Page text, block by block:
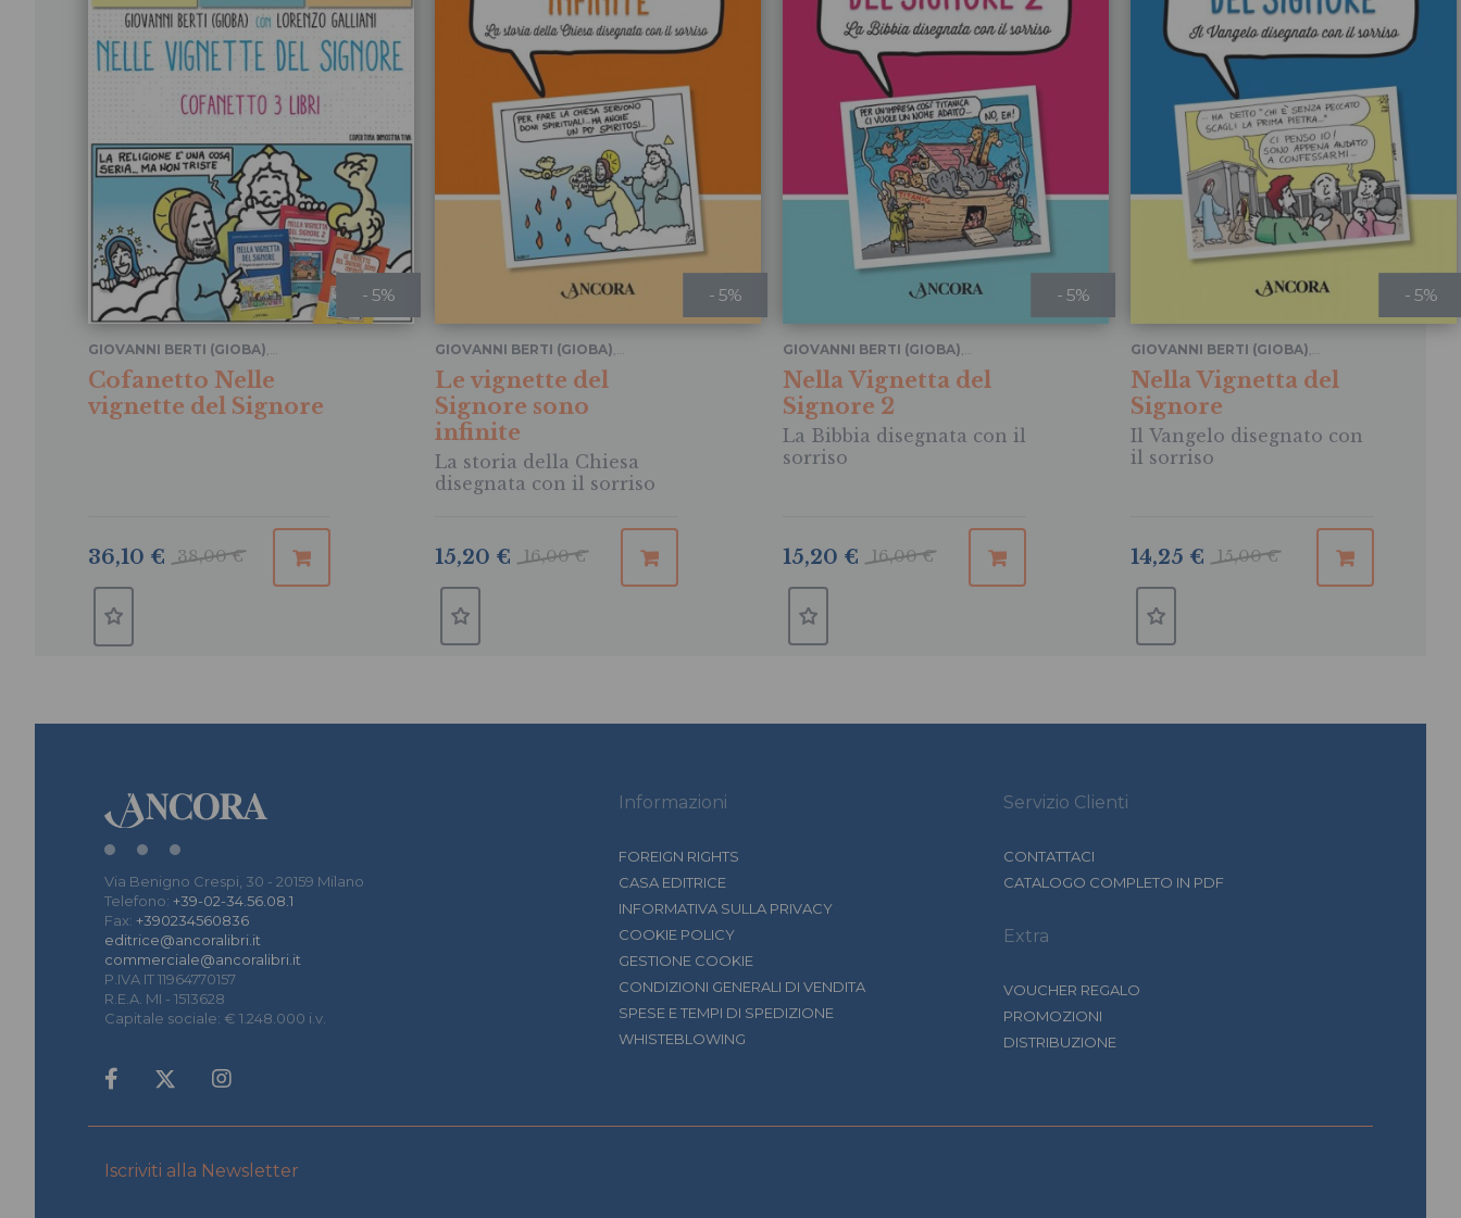
- 5%
Cofanetto Nelle
vignette del Signore
GIOVANNI BERTI (GIOBA)
LORENZO GALLIANI
38,00 €
36,10 €
- 5%
Le vignette del
Signore sono
infinite
La storia della Chiesa
disegnata con il sorriso
GIOVANNI BERTI (GIOBA)
LORENZO GALLIANI
16,00 €
15,20 €
- 5%
Nella Vignetta del
Signore 2
La Bibbia disegnata con il
sorriso
GIOVANNI BERTI (GIOBA)
LORENZO GALLIANI
16,00 €
15,20 €
- 5%
Nella Vignetta del
Signore
Il Vangelo disegnato con
il sorriso
GIOVANNI BERTI (GIOBA)
LORENZO GALLIANI
15,00 €
14,25 €
Via Benigno Crespi, 30 - 20159 Milano
Telefono: +39-02-34.56.08.1
Fax: +390234560836
editrice@ancoralibri.it
commerciale@ancoralibri.it
P.IVA IT 11964770157
R.E.A. MI - 1513628
Capitale sociale: € 1.248.000 i.v.
Informazioni
FOREIGN RIGHTS
CASA EDITRICE
INFORMATIVA SULLA PRIVACY
COOKIE POLICY
GESTIONE COOKIE
CONDIZIONI GENERALI DI VENDITA
SPESE E TEMPI DI SPEDIZIONE
WHISTEBLOWING
Servizio Clienti
CONTATTACI
CATALOGO COMPLETO IN PDF
Extra
VOUCHER REGALO
PROMOZIONI
DISTRIBUZIONE
Iscriviti alla Newsletter